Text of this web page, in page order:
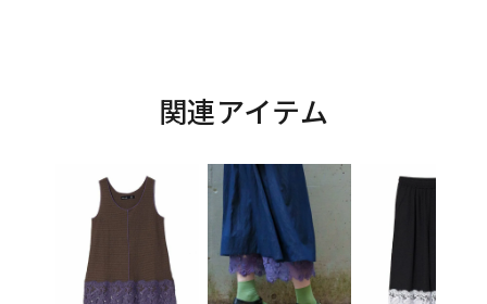
関連アイテム